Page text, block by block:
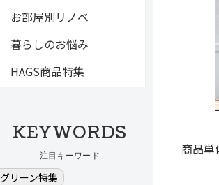
商品単
お部屋別リノベ
暮らしのお悩み
HAGS商品特集
KEYWORDS
注目キーワード
グリーン特集